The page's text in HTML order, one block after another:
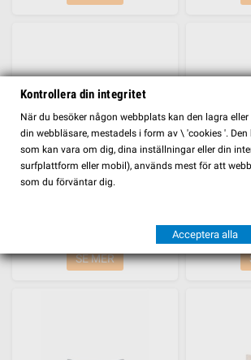
SE MER
Kontrollera din integritet
När du besöker någon webbplats kan den lagra
din webbläsare, mestadels i form av \ 'cookies '.
som kan vara om dig, dina inställningar eller din
surfplattform eller mobil), används mest för att
som du förväntar dig.
Acceptera alla